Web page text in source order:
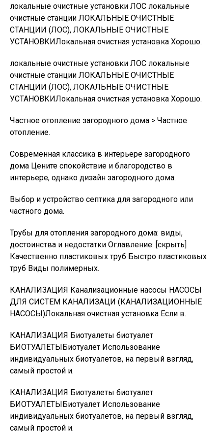
локальные очистные установки ЛОС локальные
очистные станции ЛОКАЛЬНЫЕ ОЧИСТНЫЕ
СТАНЦИИ (ЛОС), ЛОКАЛЬНЫЕ ОЧИСТНЫЕ
УСТАНОВКИЛокальная очистная установка Хорошо.
локальные очистные установки ЛОС локальные
очистные станции ЛОКАЛЬНЫЕ ОЧИСТНЫЕ
СТАНЦИИ (ЛОС), ЛОКАЛЬНЫЕ ОЧИСТНЫЕ
УСТАНОВКИЛокальная очистная установка Хорошо.
Частное отопление загородного дома > Частное
отопление.
Современная классика в интерьере загородного
дома Цените спокойствие и благородство в
интерьере, однако дизайн загородного дома.
Выбор и устройство септика для загородного или
частного дома.
Трубы для отопления загородного дома: виды,
достоинства и недостатки Оглавление: [скрыть]
Качественно пластиковых труб Быстро пластиковых
труб Виды полимерных.
КАНАЛИЗАЦИЯ Канализационные насосы НАСОСЫ
ДЛЯ СИСТЕМ КАНАЛИЗАЦИ (КАНАЛИЗАЦИОННЫЕ
НАСОСЫ)Локальная очистная установка Если в.
КАНАЛИЗАЦИЯ Биотуалеты биотуалет
БИОТУАЛЕТЫБиотуалет Использование
индивидуальных биотуалетов, на первый взгляд,
самый простой и.
КАНАЛИЗАЦИЯ Биотуалеты биотуалет
БИОТУАЛЕТЫБиотуалет Использование
индивидуальных биотуалетов, на первый взгляд,
самый простой и.